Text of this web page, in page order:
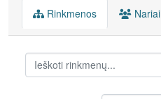
Rinkmenos Nariai